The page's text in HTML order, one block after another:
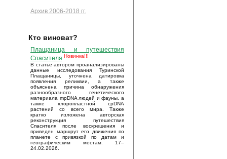
Архив 2006-2018 гг.
Кто виноват?
Плащаница и путешествия
Спасителя Новинка!!!
В статье автором проанализированы
данные исследования Туринской
Плащаницы, уточнена датировка
появления реликвии, а также
объяснена причина обнаружения
разнообразного генетического
материала mpDNA людей и фауны, а
также хлоропластной cpDNA
растений со всего мира. Также
кратко изложена авторская
реконструкция путешествия
Спасителя после воскрешения и
приведен маршрут его движения по
планете с привязкой по датам и
географическим местам. 17–
24.02.2026.